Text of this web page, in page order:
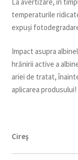
temperaturile
expuși
Impact asupra
hrănirii active a
ariei de tratat,
aplicarea produsului!
Cireş